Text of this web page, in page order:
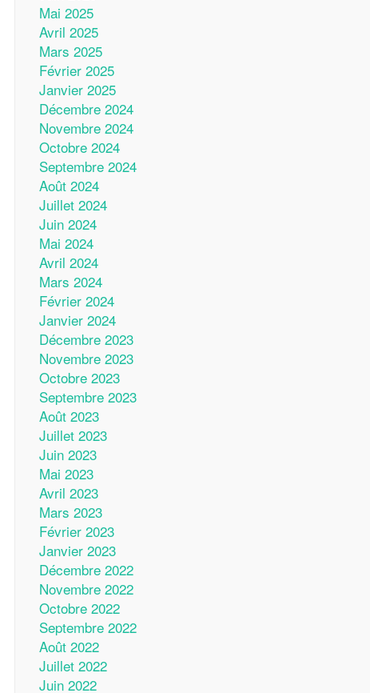
Mai 2025
Avril 2025
Mars 2025
Février 2025
Janvier 2025
Décembre 2024
Novembre 2024
Octobre 2024
Septembre 2024
Août 2024
Juillet 2024
Juin 2024
Mai 2024
Avril 2024
Mars 2024
Février 2024
Janvier 2024
Décembre 2023
Novembre 2023
Octobre 2023
Septembre 2023
Août 2023
Juillet 2023
Juin 2023
Mai 2023
Avril 2023
Mars 2023
Février 2023
Janvier 2023
Décembre 2022
Novembre 2022
Octobre 2022
Septembre 2022
Août 2022
Juillet 2022
Juin 2022